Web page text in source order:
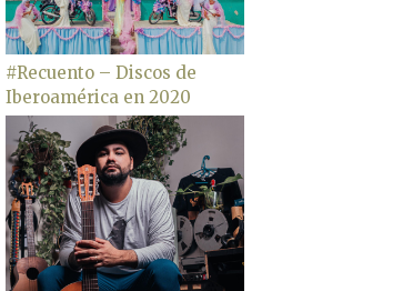
#Recuento – Discos de
Iberoamérica en 2020